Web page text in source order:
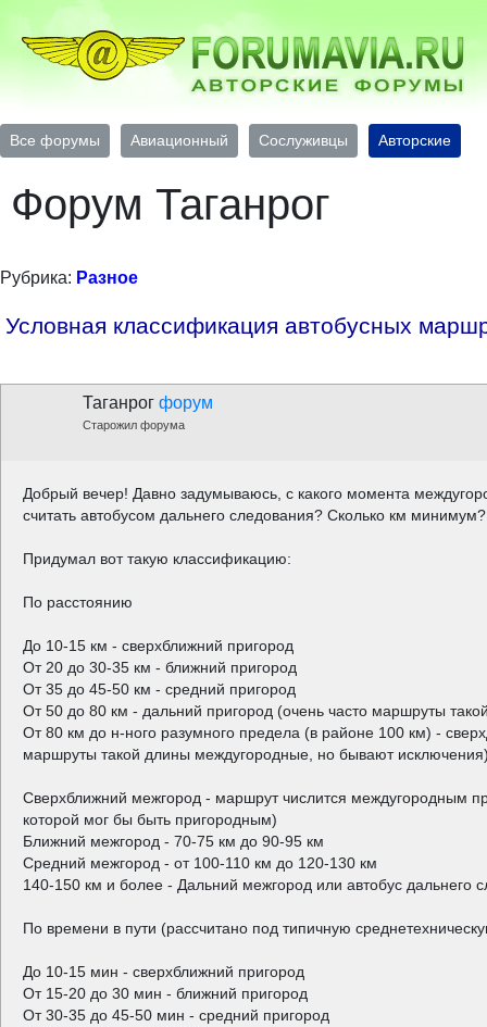
Все форумы Авиационный Сослуживцы Авторские
Форум Таганрог
Рубрика: Разное
Условная классификация автобусных
Таганрог форум
Старожил форума
Добрый вечер! Давно задумываюсь, с какого момента
считать автобусом дальнего следования? Сколько км
Придумал вот такую классификацию:
По расстоянию
До 10-15 км - сверхближний пригород
От 20 до 30-35 км - ближний пригород
От 35 до 45-50 км - средний пригород
От 50 до 80 км - дальний пригород (очень часто маршруты
От 80 км до н-ного разумного предела (в районе 100 км) -
маршруты такой длины междугородные, но бывают
Сверхближний межгород - маршрут числится междугородным
которой мог бы быть пригородным)
Ближний межгород - 70-75 км до 90-95 км
Средний межгород - от 100-110 км до 120-130 км
140-150 км и более - Дальний межгород или автобус дальнего
По времени в пути (рассчитано под типичную
До 10-15 мин - сверхближний пригород
От 15-20 до 30 мин - ближний пригород
От 30-35 до 45-50 мин - средний пригород